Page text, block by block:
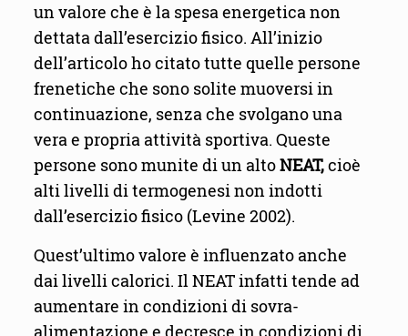
un valore che è la spesa energetica non
dettata dall’esercizio fisico. All’inizio
dell’articolo ho citato tutte quelle persone
frenetiche che sono solite muoversi in
continuazione, senza che svolgano una
vera e propria attività sportiva. Queste
persone sono munite di un altoNEAT,cioè
alti livelli di termogenesi non indotti
dall’esercizio fisico (Levine 2002).
Quest’ultimo valore è influenzato anche
dai livelli calorici. Il NEAT infatti tende ad
aumentare in condizioni di sovra-